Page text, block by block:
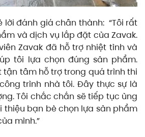
lời đánh giá chân thành: “Tôi rất
và dịch vụ lắp đặt của Zavak.
Zavak đã hỗ trợ nhiệt tình và
tôi lựa chọn đúng sản phẩm.
tâm hỗ trợ trong quá trình thi
trình nhà tôi. Đây thực sự là
Tôi chắc chắn sẽ tiếp tục ủng
thiệu bạn bè chọn lựa sản phẩm
mình.”